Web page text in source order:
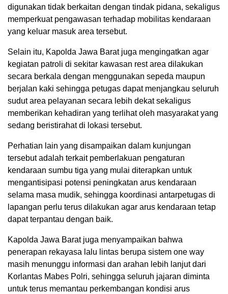
digunakan tidak berkaitan dengan tindak pidana, sekaligus
memperkuat pengawasan terhadap mobilitas kendaraan
yang keluar masuk area tersebut.
Selain itu, Kapolda Jawa Barat juga mengingatkan agar
kegiatan patroli di sekitar kawasan rest area dilakukan
secara berkala dengan menggunakan sepeda maupun
berjalan kaki sehingga petugas dapat menjangkau seluruh
sudut area pelayanan secara lebih dekat sekaligus
memberikan kehadiran yang terlihat oleh masyarakat yang
sedang beristirahat di lokasi tersebut.
Perhatian lain yang disampaikan dalam kunjungan
tersebut adalah terkait pemberlakuan pengaturan
kendaraan sumbu tiga yang mulai diterapkan untuk
mengantisipasi potensi peningkatan arus kendaraan
selama masa mudik, sehingga koordinasi antarpetugas di
lapangan perlu terus dilakukan agar arus kendaraan tetap
dapat terpantau dengan baik.
Kapolda Jawa Barat juga menyampaikan bahwa
penerapan rekayasa lalu lintas berupa sistem one way
masih menunggu informasi dan arahan lebih lanjut dari
Korlantas Mabes Polri, sehingga seluruh jajaran diminta
untuk terus memantau perkembangan kondisi arus